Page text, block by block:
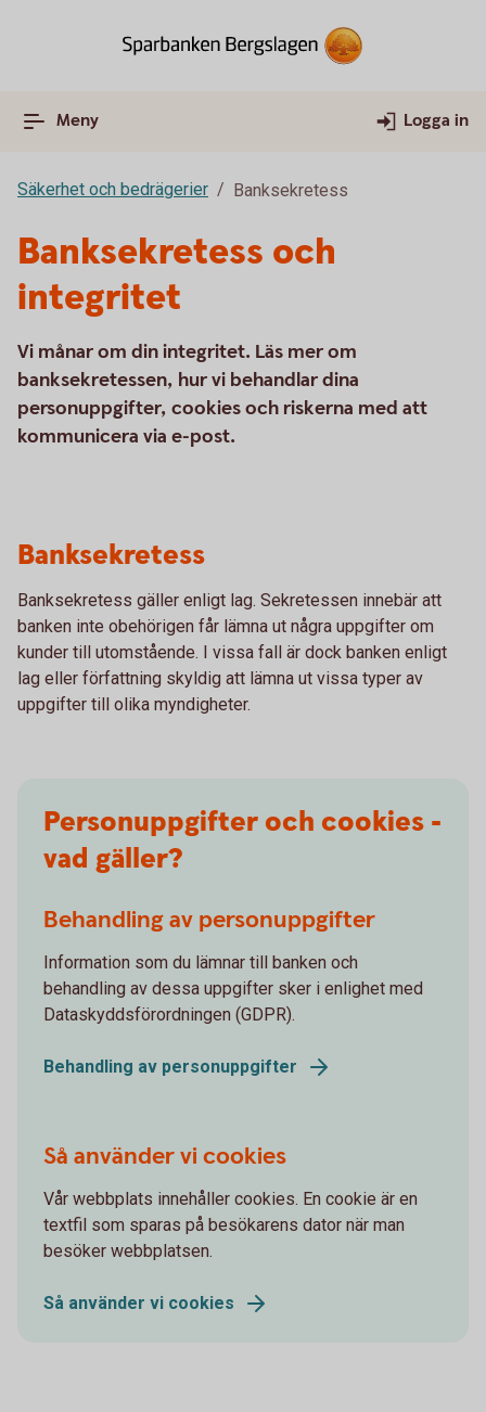
Meny Logga in
Säkerhet och bedrägerier Banksekretess
Banksekretess och
integritet
Vi månar om din integritet. Läs mer om
banksekretessen, hur vi behandlar dina
personuppgifter, cookies och riskerna med att
kommunicera via e-post.
Banksekretess
Banksekretess gäller enligt lag. Sekretessen innebär att
banken inte obehörigen får lämna ut några uppgifter om
kunder till utomstående. I vissa fall är dock banken enligt
lag eller författning skyldig att lämna ut vissa typer av
uppgifter till olika myndigheter.
Personuppgifter och cookies -
vad gäller?
Behandling av personuppgifter
Information som du lämnar till banken och
behandling av dessa uppgifter sker i enlighet med
Dataskyddsförordningen (GDPR).
Behandling av personuppgifter
Så använder vi cookies
Vår webbplats innehåller cookies. En cookie är en
textfil som sparas på besökarens dator när man
besöker webbplatsen.
Så använder vi cookies